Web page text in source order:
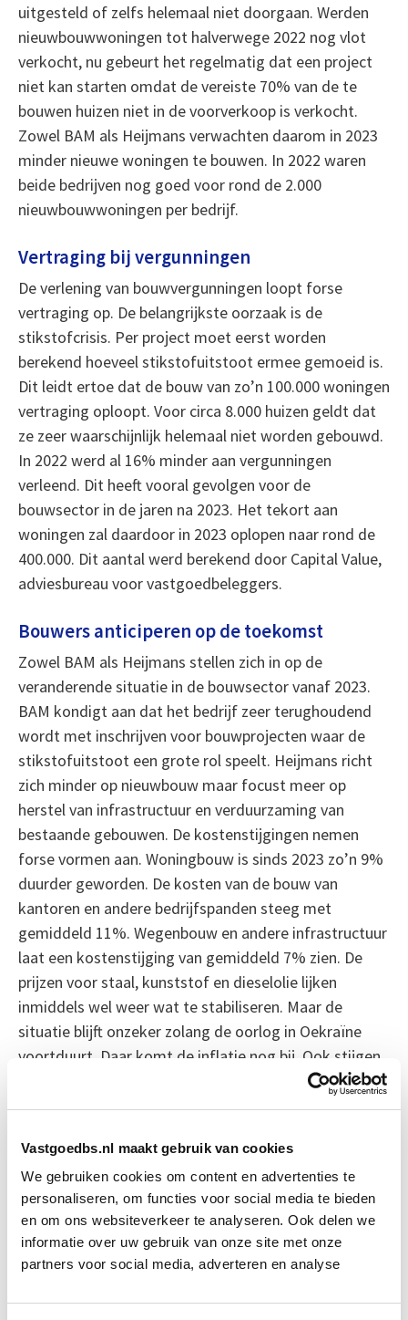
Vastgoedbs.nl maakt gebruik van cookies
We gebruiken cookies om content en advertenties te
personaliseren, om functies voor social media te bieden
en om ons websiteverkeer te analyseren. Ook delen we
informatie over uw gebruik van onze site met onze
partners voor social media, adverteren en analyse
uitgesteld of zelfs helemaal niet doorgaan. Werden
nieuwbouwwoningen tot halverwege 2022 nog vlot
verkocht, nu gebeurt het regelmatig dat een project
niet kan starten omdat de vereiste 70% van de te
bouwen huizen niet in de voorverkoop is verkocht.
Zowel BAM als Heijmans verwachten daarom in 2023
minder nieuwe woningen te bouwen. In 2022 waren
beide bedrijven nog goed voor rond de 2.000
nieuwbouwwoningen per bedrijf.
Vertraging bij vergunningen
De verlening van bouwvergunningen loopt forse
vertraging op. De belangrijkste oorzaak is de
stikstofcrisis. Per project moet eerst worden
berekend hoeveel stikstofuitstoot ermee gemoeid is.
Dit leidt ertoe dat de bouw van zo’n 100.000 woningen
vertraging oploopt. Voor circa 8.000 huizen geldt dat
ze zeer waarschijnlijk helemaal niet worden gebouwd.
In 2022 werd al 16% minder aan vergunningen
verleend. Dit heeft vooral gevolgen voor de
bouwsector in de jaren na 2023. Het tekort aan
woningen zal daardoor in 2023 oplopen naar rond de
400.000. Dit aantal werd berekend door Capital Value,
adviesbureau voor vastgoedbeleggers.
Bouwers anticiperen op de toekomst
Zowel BAM als Heijmans stellen zich in op de
veranderende situatie in de bouwsector vanaf 2023.
BAM kondigt aan dat het bedrijf zeer terughoudend
wordt met inschrijven voor bouwprojecten waar de
stikstofuitstoot een grote rol speelt. Heijmans richt
zich minder op nieuwbouw maar focust meer op
herstel van infrastructuur en verduurzaming van
bestaande gebouwen. De kostenstijgingen nemen
forse vormen aan. Woningbouw is sinds 2023 zo’n 9%
duurder geworden. De kosten van de bouw van
kantoren en andere bedrijfspanden steeg met
gemiddeld 11%. Wegenbouw en andere infrastructuur
laat een kostenstijging van gemiddeld 7% zien. De
prijzen voor staal, kunststof en dieselolie lijken
inmiddels wel weer wat te stabiliseren. Maar de
situatie blijft onzeker zolang de oorlog in Oekraïne
voortduurt. Daar komt de inflatie nog bij. Ook stijgen
de lonen van bouwvakkers in 2023 met 5%.
De stijgende kosten en de druk om te verduurzamen
noodzaken de bouwsector tot het nemen van
maatregelen. Heijmans en BAM investeerden
miljoenen in verduurzaming van hun machines.
Bouwmaterieel met een elektromotor is drie keer zo
kleinere bouwbedrijven zijn dergelijke investeringen